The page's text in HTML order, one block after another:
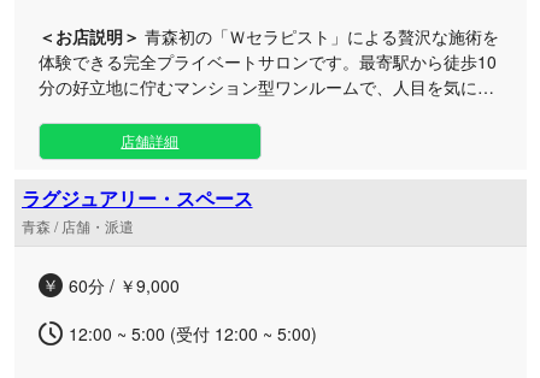
＜お店説明＞ 青森初の「Ｗセラピスト」による贅沢な施術を
体験できる完全プライベートサロンです。最寄駅から徒歩10
分の好立地に佇むマンション型ワンルームで、人目を気にせ
さまでオープン3周年を迎えた当店では、お客様一人ひとり
に寄り添った温かいおもてなしを大切にしております。 施術
に使用するオイルやボディソープ、パウダーはすべて肌に優
しい「無香料」を徹底。さらに、最後まで心地よい温かさが
続く「ほっとオイル」や「ほっとマット」を完備し、心も身
す。 セラピストの出勤が重なるタイミング限定の、ここでし
前のご予約やリクエストも心よりお待ちしております。
店舗詳細
ラグジュアリー・スペース
青森 / 店舗・派遣
60分 / ￥9,000
12:00 ~ 5:00 (受付 12:00 ~ 5:00)